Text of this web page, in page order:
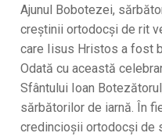
Ajunul Bobotezei,
creştinii ortodocşi de rit
care Iisus Hristos a fost
Odată cu această
Sfântului Ioan
sărbătorilor de iarnă. În
credincioșii ortodocși de